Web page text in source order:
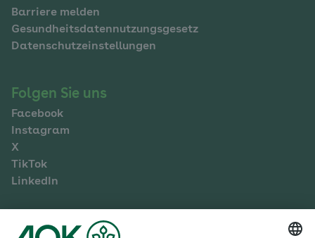
Barriere melden
Gesundheitsdatennutzungsgesetz
Datenschutzeinstellungen
Folgen Sie uns
Facebook
Instagram
X
TikTok
LinkedIn
Mehr zur AOK Sachsen-Anhalt